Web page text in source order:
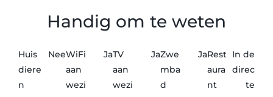
Handig om te weten
Huis
diere
n
NeeWiFi
aan
wezi
JaTV
aan
wezi
JaZwe
mba
d
JaRest
aura
nt
In de
direc
te